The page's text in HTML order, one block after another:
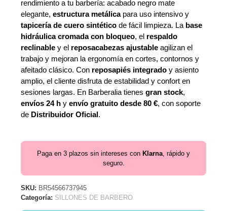
rendimiento a tu barbería: acabado negro mate
elegante,estructura metálicapara uso intensivo y
tapicería de cuero sintético de fácil limpieza. La base
hidráulica cromada con bloqueo, el respaldo
reclinable y el reposacabezas ajustable agilizan el
trabajo y mejoran la ergonomía en cortes, contornos y
afeitado clásico. Con reposapiés integrado y asiento
amplio, el cliente disfruta de estabilidad y confort en
sesiones largas. En Barberalia tienesgran stock,
envíos 24 h yenvío gratuito desde 80 €, con soporte
de Distribuidor Oficial.
Paga en 3 plazos sin intereses con Klarna , rápido y
seguro.
SKU: BR54566737945
Categoría: SILLONES DE BARBERO